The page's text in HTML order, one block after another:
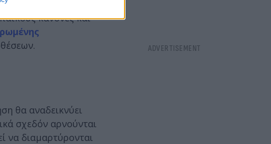
προκειμένου να
κανόνες και
θα αναδεικνύει
σχεδόν αρνούνται
να διαμαρτύρονται